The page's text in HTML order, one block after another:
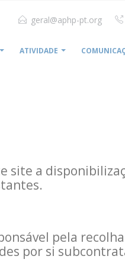
geral@aphp-pt.org
ATIVIDADE
site a
pela
por si